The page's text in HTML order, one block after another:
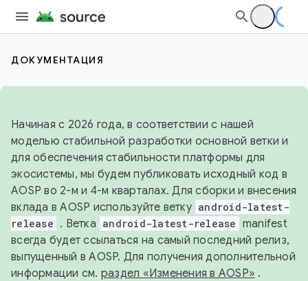
ДОКУМЕНТАЦИЯ
Начиная с 2026 года, в соответствии с нашей
моделью стабильной разработки основной ветки и
для обеспечения стабильности платформы для
экосистемы, мы будем публиковать исходный код в
AOSP во 2-м и 4-м кварталах. Для сборки и внесения
вклада в AOSP используйте ветку android-latest-
release . Ветка android-latest-release manifest
всегда будет ссылаться на самый последний релиз,
выпущенный в AOSP. Для получения дополнительной
информации см. раздел «Изменения в AOSP» .